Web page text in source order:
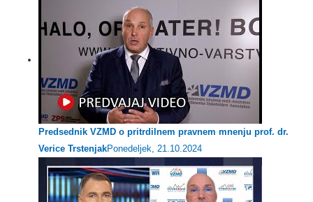
Predsednik VZMD o pritrdilnem pravnem mnenju prof. dr.
Verice TrstenjakPonedeljek, 21.10.2024